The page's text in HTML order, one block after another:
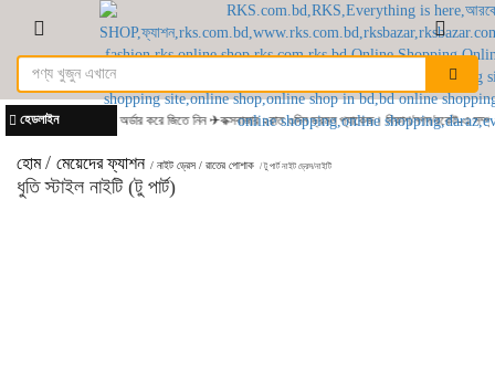
হেডলাইন- থেকে অর্ডার করে জিতে নিন ✈কক্সবাজার ২রাত ৩দিন ভ্রমন প্যাকেজ। বিকাশ/নগদ/রকেট-এ সম্পূর্ণ
হোম/ মেয়েদের ফ্যাশন / নাইট ড্রেস / রাতের পোশাক / টু পার্ট নাইট ড্রেস/নাইটি
ধুতি স্টাইল নাইটি (টু পার্ট)